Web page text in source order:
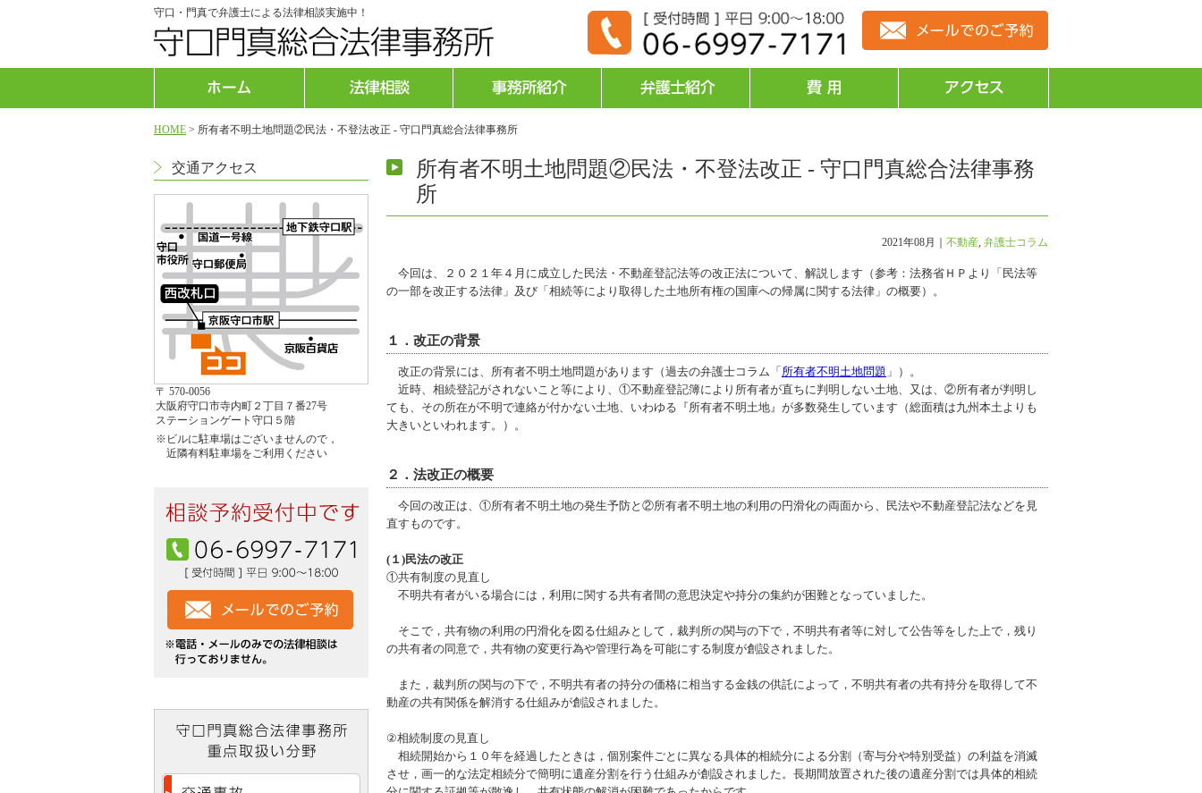
守口・門真で弁護士による法律相談実施中！
HOME > 所有者不明土地問題②民法・不登法改正 - 守口門真総合法律事務所
交通アクセス
〒 570-0056
大阪府守口市寺内町２丁目７番27号
ステーションゲート守口５階
※ビルに駐車場はございませんので，
近隣有料駐車場をご利用ください
所有者不明土地問題②民法・不登法改正 - 守口門真総合法律事務
所
2021年08月｜ 不動産, 弁護士コラム
今回は、２０２１年４月に成立した民法・不動産登記法等の改正法について、解説します（参考：法務省ＨＰより「民法等
の一部を改正する法律」及び「相続等により取得した土地所有権の国庫への帰属に関する法律」の概要）。
１．改正の背景
改正の背景には、所有者不明土地問題があります（過去の弁護士コラム「 所有者不明土地問題 」）。
近時、相続登記がされないこと等により、①不動産登記簿により所有者が直ちに判明しない土地、又は、②所有者が判明し
ても、その所在が不明で連絡が付かない土地、いわゆる『所有者不明土地』が多数発生しています（総面積は九州本土よりも
大きいといわれます。）。
２．法改正の概要
今回の改正は、①所有者不明土地の発生予防と②所有者不明土地の利用の円滑化の両面から、民法や不動産登記法などを見
直すものです。
(１)民法の改正
①共有制度の見直し
不明共有者がいる場合には，利用に関する共有者間の意思決定や持分の集約が困難となっていました。
そこで，共有物の利用の円滑化を図る仕組みとして，裁判所の関与の下で，不明共有者等に対して公告等をした上で，残り
の共有者の同意で，共有物の変更行為や管理行為を可能にする制度が創設されました。
また，裁判所の関与の下で，不明共有者の持分の価格に相当する金銭の供託によって，不明共有者の共有持分を取得して不
動産の共有関係を解消する仕組みが創設されました。
②相続制度の見直し
相続開始から１０年を経過したときは，個別案件ごとに異なる具体的相続分による分割（寄与分や特別受益）の利益を消滅
させ，画一的な法定相続分で簡明に遺産分割を行う仕組みが創設されました。長期間放置された後の遺産分割では具体的相続